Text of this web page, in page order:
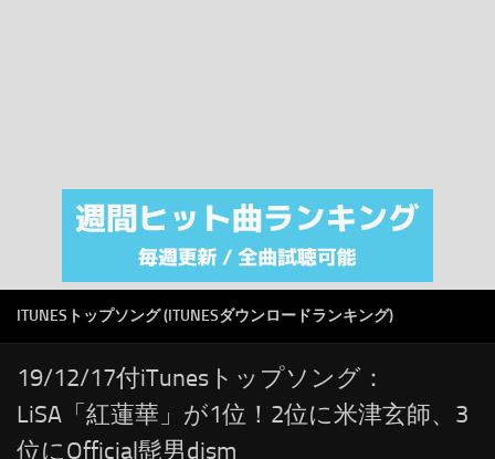
注目カテゴリ
オリジナルiTunes週間トップソング
RSS
LINKS
ITUNESトップソング (ITUNESダウンロードランキング)
19/12/17付iTunesトップソング：
LiSA「紅蓮華」が1位！2位に米津玄師、3
位にOfficial髭男dism